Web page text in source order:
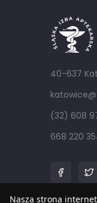
40-637
(32) 608
668 220
Nasza strona